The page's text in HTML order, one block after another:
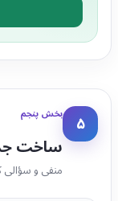
۵ بخش پنجم
ساخت
منفی و